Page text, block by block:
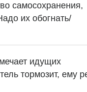
самосохранения,
их обогнать/
идущих
тормозит, ему